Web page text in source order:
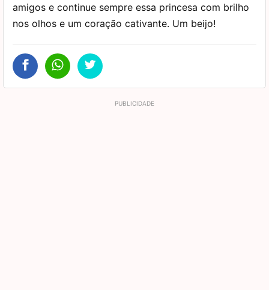
amigos e continue sempre essa princesa com brilho
nos olhos e um coração cativante. Um beijo!